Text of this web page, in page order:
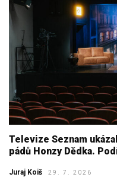
Televize Seznam
pádů Honzy Dědka.
Juraj Koiš 29. 7. 2026